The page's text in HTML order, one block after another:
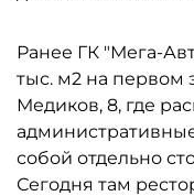
Ранее ГК "Мега-
тыс. м2 на первом
Медиков, 8, где
собой отдельно
Сегодня там